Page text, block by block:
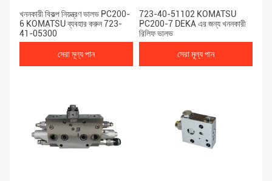
খননকারী বিকল্প নিয়ন্ত্রণ ভালভ PC200-
6 KOMATSU ব্যবহার করুন 723-
41-05300
সেরা মূল্য পান
723-40-51102 KOMATSU
PC200-7 DEKA এর জন্য খননকারী
রিলিফ ভালভ
সেরা মূল্য পান